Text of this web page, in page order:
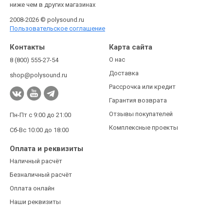
ниже чем в других магазинах
2008-2026 © polysound.ru
Пользовательское соглашение
Контакты
8 (800) 555-27-54
shop@polysound.ru
Пн-Пт с 9:00 до 21:00
Сб-Вс 10:00 до 18:00
Карта сайта
О нас
Доставка
Рассрочка или кредит
Гарантия возврата
Отзывы покупателей
Комплексные проекты
Оплата и реквизиты
Наличный расчёт
Безналичный расчёт
Оплата онлайн
Наши реквизиты